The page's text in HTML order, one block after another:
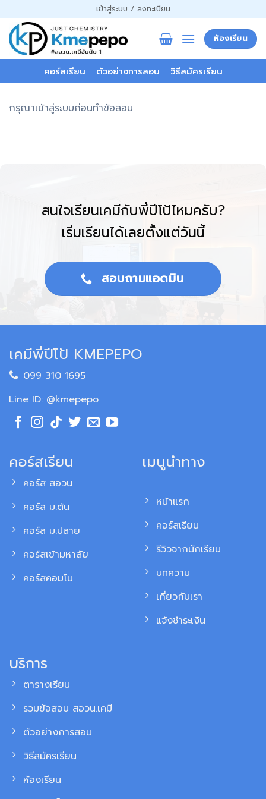
ไป
ยัง
เนื้อหา
เข้าสู่ระบบ / ลงทะเบียน
ห้องเรียน
คอร์สเรียน ตัวอย่างการสอน วิธีสมัครเรียน
กรุณาเข้าสู่ระบบก่อนทำข้อสอบ
สนใจเรียนเคมีกับพี่ปีโป้ไหมครับ?
เริ่มเรียนได้เลยตั้งแต่วันนี้
สอบถามแอดมิน
เคมีพี่ปีโป้ KMEPEPO
099 310 1695
Line ID: @kmepepo
คอร์สเรียน
คอร์ส สอวน
คอร์ส ม.ต้น
คอร์ส ม.ปลาย
คอร์สเข้ามหาลัย
คอร์สคอมโบ
เมนูนำทาง
หน้าแรก
คอร์สเรียน
รีวิวจากนักเรียน
บทความ
เกี่ยวกับเรา
แจ้งชำระเงิน
บริการ
ตารางเรียน
รวมข้อสอบ สอวน.เคมี
ตัวอย่างการสอน
วิธีสมัครเรียน
ห้องเรียน